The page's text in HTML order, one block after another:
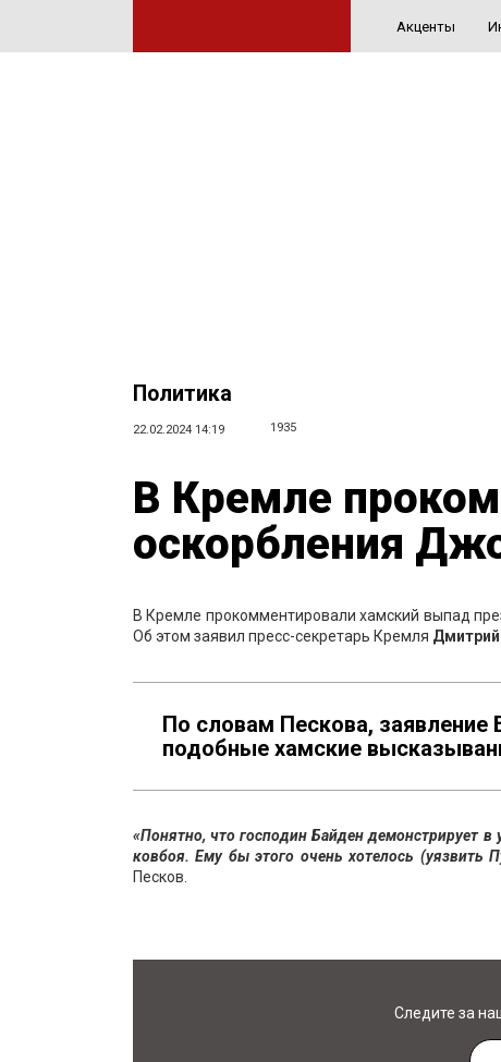
Акценты
Политика
22.02.2024 14:19 1935
В Кремле
оскорбления
В Кремле прокомментировали хамский выпад
Об этом заявил пресс-секретарь Кремля
По словам Пескова,
подобные хамские
«Понятно, что господин Байден демонстрирует в
ковбоя. Ему бы этого очень хотелось
Песков.
Следите за